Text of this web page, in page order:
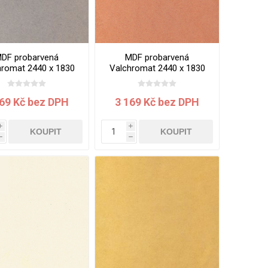
probarvená
2440 x 1830
8 mm Light Grey
Kč bez DPH
KOUPIT
MDF probarvená
Valchromat 2440 x 1830
x 8 mm Orange
3 169 Kč bez DPH
i
h
KOUPIT